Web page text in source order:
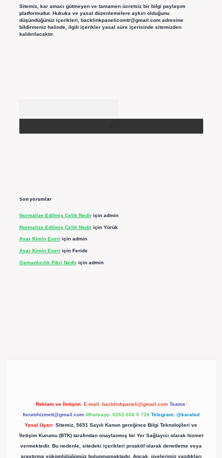
Sitemiz, kar amacı gütmeyen ve tamamen ücretsiz bir bilgi paylaşım
platformudur. Hukuka ve yasal düzenlemelere aykırı olduğunu
düşündüğünüz içerikleri, backlinkpanelicomtr@gmail.comadresine
bildirmeniz halinde, ilgili içerikler yasal süre içerisinde sitemizden
kaldırılacaktır.
Son yorumlar
Normalize Edilmiş Çelik Nediriçin admin
Normalize Edilmiş Çelik Nediriçin Yörük
Asar Kimin Eseri için admin
Asar Kimin Eseri için Feride
Osmanlıcılık Fikri Nediriçin admin
Reklam ve İletişim: E-mail: backlinkpaneli@gmail.com Teams:
forumhizmeti@gmail.com Whatsapp: 0262 606 0 726 Telegram: @karabul
Yasal Uyarı: Sitemiz, 5651 Sayılı Kanun gereğince Bilgi Teknolojileri ve
İletişim Kurumu (BTK) tarafından onaylanmış bir Yer Sağlayıcı olarak hizmet
vermektedir. Bu nedenle, sitedeki içerikleri proaktif olarak denetleme veya
araştırma yükümlülüğümüz bulunmamaktadır. Ancak, üyelerimiz yazdıkları